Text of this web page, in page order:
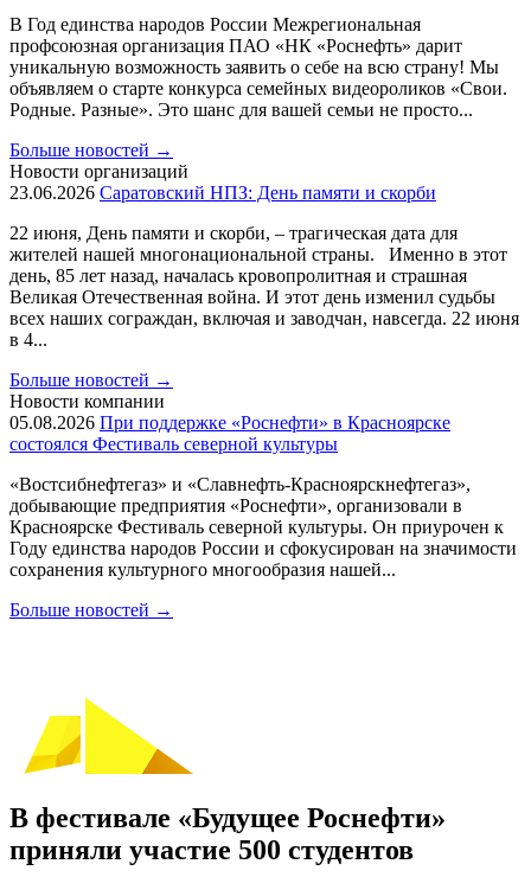
В Год единства народов России Межрегиональная
профсоюзная организация ПАО «НК «Роснефть» дарит
уникальную возможность заявить о себе на всю страну! Мы
объявляем о старте конкурса семейных видеороликов «Свои.
Родные. Разные». Это шанс для вашей семьи не просто...
Больше новостей →
Новости организаций
23.06.2026 Саратовский НПЗ: День памяти и скорби
22 июня, День памяти и скорби, – трагическая дата для
жителей нашей многонациональной страны. Именно в этот
день, 85 лет назад, началась кровопролитная и страшная
Великая Отечественная война. И этот день изменил судьбы
всех наших сограждан, включая и заводчан, навсегда. 22 июня
в 4...
Больше новостей →
Новости компании
05.08.2026 При поддержке «Роснефти» в Красноярске
состоялся Фестиваль северной культуры
«Востсибнефтегаз» и «Славнефть-Красноярскнефтегаз»,
добывающие предприятия «Роснефти», организовали в
Красноярске Фестиваль северной культуры. Он приурочен к
Году единства народов России и сфокусирован на значимости
сохранения культурного многообразия нашей...
Больше новостей →
В фестивале «Будущее Роснефти»
приняли участие 500 студентов